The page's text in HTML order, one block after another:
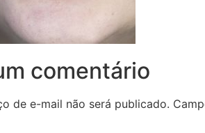
comentário
de e-mail não será publicado.